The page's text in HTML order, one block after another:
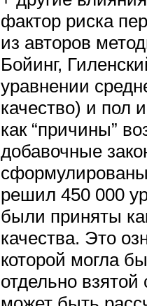
фактор риска
из авторов
Бойинг,
уравнении
качество) и пол
как “причины”
добавочные
решил 450 000
были приняты
качества. Это
которой могла
отдельно